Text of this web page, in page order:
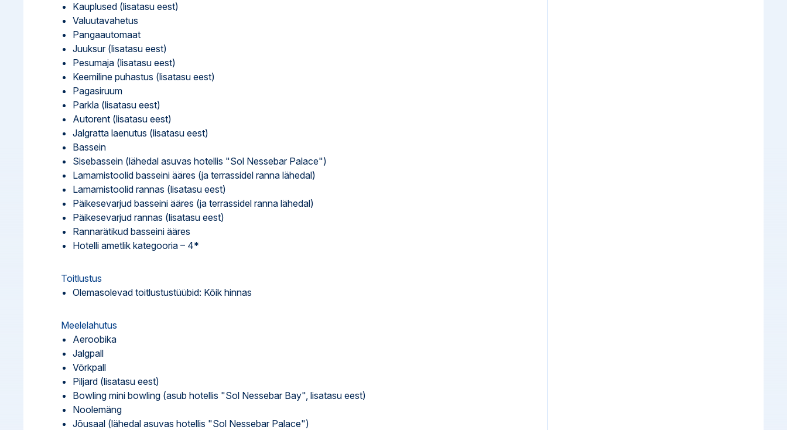
Kauplused (lisatasu eest)
Valuutavahetus
Pangaautomaat
Juuksur (lisatasu eest)
Pesumaja (lisatasu eest)
Keemiline puhastus (lisatasu eest)
Pagasiruum
Parkla (lisatasu eest)
Autorent (lisatasu eest)
Jalgratta laenutus (lisatasu eest)
Bassein
Sisebassein (lähedal asuvas hotellis "Sol Nessebar Palace")
Lamamistoolid basseini ääres (ja terrassidel ranna lähedal)
Lamamistoolid rannas (lisatasu eest)
Päikesevarjud basseini ääres (ja terrassidel ranna lähedal)
Päikesevarjud rannas (lisatasu eest)
Rannarätikud basseini ääres
Hotelli ametlik kategooria – 4*
Toitlustus
Olemasolevad toitlustustüübid: Kõik hinnas
Meelelahutus
Aeroobika
Jalgpall
Võrkpall
Piljard (lisatasu eest)
Bowling mini bowling (asub hotellis "Sol Nessebar Bay", lisatasu eest)
Noolemäng
Jõusaal (lähedal asuvas hotellis "Sol Nessebar Palace")